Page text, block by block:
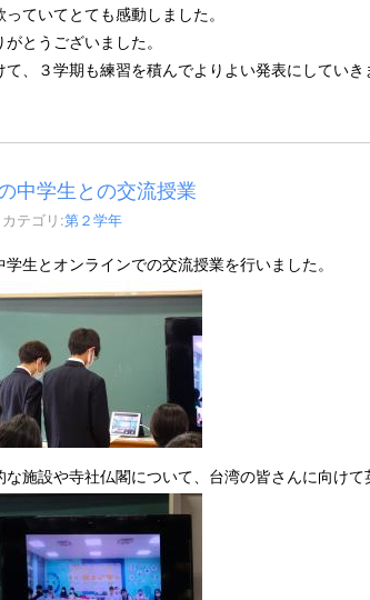
ていてとても感動しました。
とうございました。
、３学期も練習を積んでよりよい発表にしていき
中学生との交流授業
テゴリ:第２学年
生とオンラインでの交流授業を行いました。
施設や寺社仏閣について、台湾の皆さんに向けて